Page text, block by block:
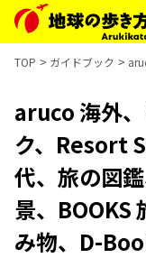
TOP ガイドブック
aruco 海外
ク、Resort
代、旅の図
景、BOOKS
み物、D-